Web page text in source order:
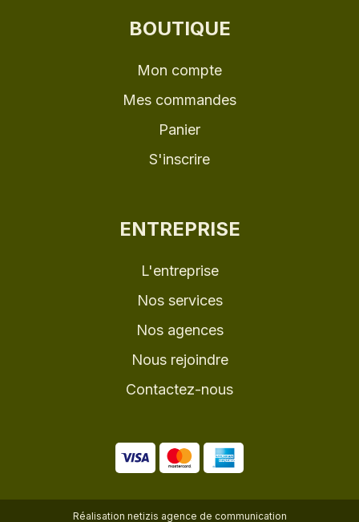
BOUTIQUE
Mon compte
Mes commandes
Panier
S'inscrire
ENTREPRISE
L'entreprise
Nos services
Nos agences
Nous rejoindre
Contactez-nous
Réalisation netizis agence de communication